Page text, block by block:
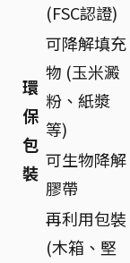
環
保
包
裝
(FSC認證)
可降解填充
物 (玉米澱
粉、紙漿
等)
可生物降解
膠帶
再利用包裝
(木箱、堅